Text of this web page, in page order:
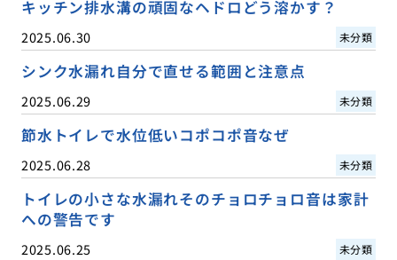
キッチン排水溝の頑固なヘドロどう溶かす？
2025.06.30 未分類
シンク水漏れ自分で直せる範囲と注意点
2025.06.29 未分類
節水トイレで水位低いコポコポ音なぜ
2025.06.28 未分類
トイレの小さな水漏れそのチョロチョロ音は家計
への警告です
2025.06.25 未分類